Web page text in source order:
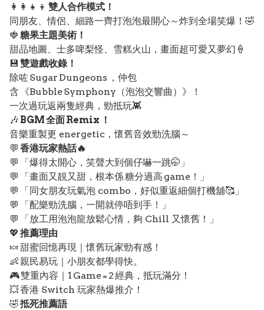
👩‍👩‍👧‍👦 雙人合作模式！
同朋友、情侶、細路一齊打泡泡最開心～炸到全場笑爆！🤣
🍓 糖果主題美術！
甜品地圖、士多啤梨怪、雪糕火山，畫面超可愛又夢幻🍦
💾 雙遊戲收錄！
除咗 Sugar Dungeons ，仲包
含 《Bubble Symphony（泡泡交響曲）》！
一次過玩返兩隻經典，勁抵玩👾
🎶 BGM 全面 Remix ！
音樂重製更 energetic，懷舊音效勁洗腦～
💬 香港玩家熱話🔥
💬 「爆得太開心，笑聲大到個仔嚇一跳🤭」
💬 「畫面又靚又甜，根本係 糖分過高 game！」
💬 「同女朋友玩氣泡 combo，好似重返細個打機舖🥰」
💬 「配樂勁洗腦，一開就停唔到手！」
💬 「放工用泡泡龍放鬆心情，夠 Chill 又懷舊！」
💖 推薦理由
🍬 甜蜜回憶再現｜懷舊玩家勁有感！
👶 親民易玩｜小朋友都學得快。
🎮 雙重內容｜1 Game = 2 經典，抵玩滿分！
💥 香港 Switch 玩家熱爆推介！
🤣抵死推薦語